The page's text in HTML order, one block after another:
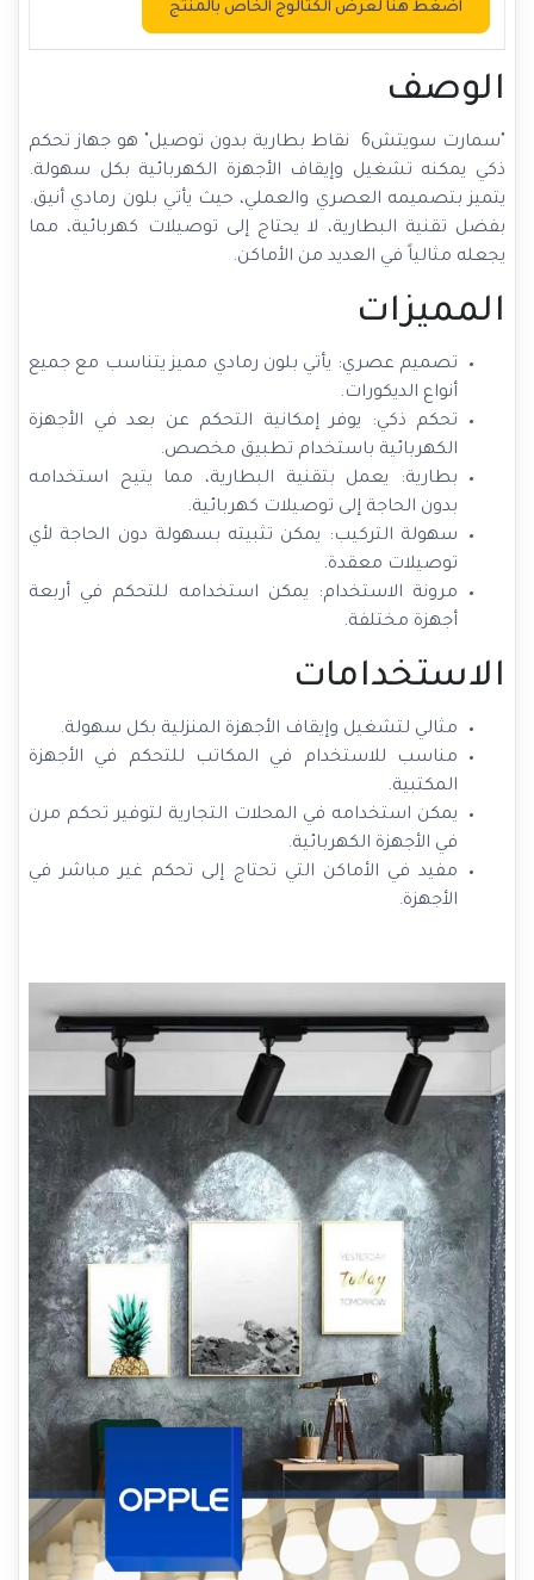
اضغط هنا لعرض الكتالوج الخاص بالمنتج
الوصف
"سمارت سويتش6 نقاط بطارية بدون توصيل" هو جهاز تحكم
ذكي يمكنه تشغيل وإيقاف الأجهزة الكهربائية بكل سهولة.
يتميز بتصميمه العصري والعملي، حيث يأتي بلون رمادي أنيق.
بفضل تقنية البطارية، لا يحتاج إلى توصيلات كهربائية، مما
يجعله مثالياً في العديد من الأماكن.
المميزات
تصميم عصري: يأتي بلون رمادي مميز يتناسب مع جميع
أنواع الديكورات.
تحكم ذكي: يوفر إمكانية التحكم عن بعد في الأجهزة
الكهربائية باستخدام تطبيق مخصص.
بطارية: يعمل بتقنية البطارية، مما يتيح استخدامه
بدون الحاجة إلى توصيلات كهربائية.
سهولة التركيب: يمكن تثبيته بسهولة دون الحاجة لأي
توصيلات معقدة.
مرونة الاستخدام: يمكن استخدامه للتحكم في أربعة
أجهزة مختلفة.
الاستخدامات
مثالي لتشغيل وإيقاف الأجهزة المنزلية بكل سهولة.
مناسب للاستخدام في المكاتب للتحكم في الأجهزة
المكتبية.
يمكن استخدامه في المحلات التجارية لتوفير تحكم مرن
في الأجهزة الكهربائية.
مفيد في الأماكن التي تحتاج إلى تحكم غير مباشر في
الأجهزة.